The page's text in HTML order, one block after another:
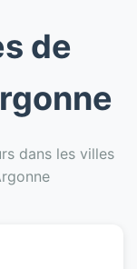
de
dans les villes